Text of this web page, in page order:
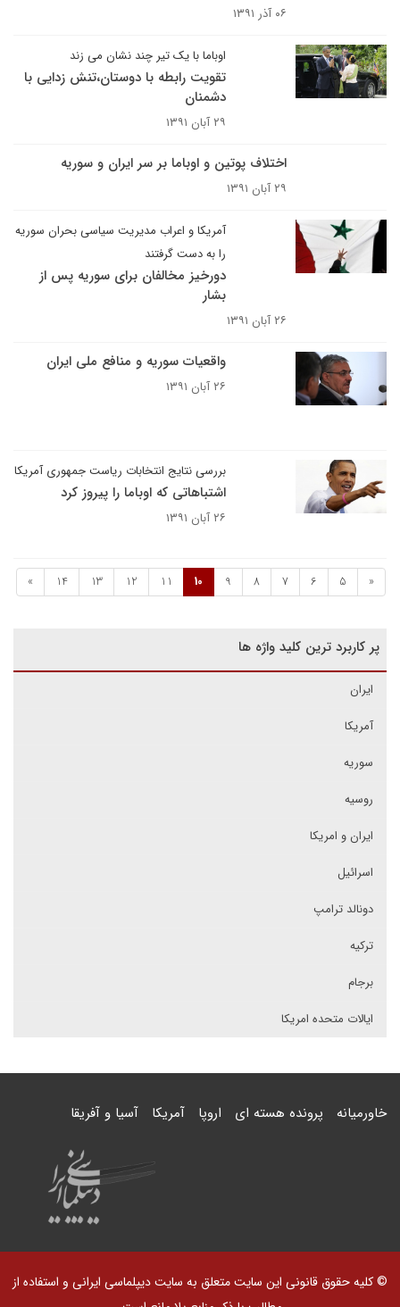
۰۶ آذر ۱۳۹۱
اوباما با یک تیر چند نشان می زند
تقویت رابطه با دوستان،تنش زدایی با
دشمنان
۲۹ آبان ۱۳۹۱
اختلاف پوتین و اوباما بر سر ایران و سوریه
۲۹ آبان ۱۳۹۱
آمریکا و اعراب مدیریت سیاسی بحران سوریه
را به دست گرفتند
دورخیز مخالفان برای سوریه پس از
بشار
۲۶ آبان ۱۳۹۱
واقعیات سوریه و منافع ملی ایران
۲۶ آبان ۱۳۹۱
بررسی نتایج انتخابات ریاست جمهوری آمریکا
اشتباهاتی که اوباما را پیروز کرد
۲۶ آبان ۱۳۹۱
«
5
6
7
8
9
10
11
12
13
14
»
پر کاربرد ترین کلید واژه ها
ایران
آمریکا
سوریه
روسیه
ایران و امریکا
اسرائیل
دونالد ترامپ
ترکیه
برجام
ایالات متحده امریکا
خاورمیانه پرونده هسته ای اروپا آمریکا آسیا و آفریقا
© کلیه حقوق قانونی این سایت متعلق به سایت دیپلماسی ایرانی و استفاده از